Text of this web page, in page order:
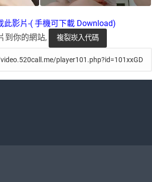
此影片-( 手機可下載 Download)
到你的網站,